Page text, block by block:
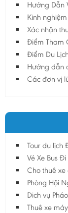
Hướng Dẫn
Kinh
Xác nhận
Điểm Tham
Điểm Du
Hướng dẫn
Các đơn vị
Tour du lịch
Vé Xe Bus
Cho thuê
Phòng Hội
Dich vụ
Thuê xe